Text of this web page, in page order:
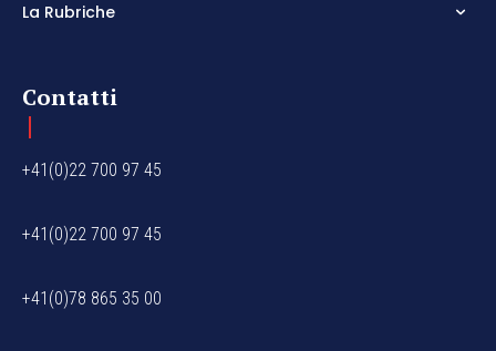
La Rubriche
Contatti
+41(0)22 700 97 45
+41(0)22 700 97 45
+41(0)78 865 35 00